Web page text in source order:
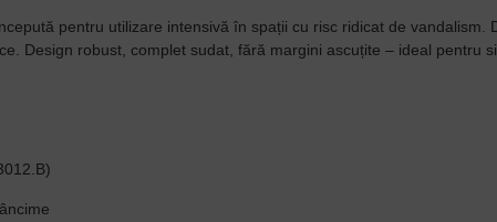
pentru utilizare intensivă în spații cu risc ridicat de
Design robust, complet sudat, fără margini ascuțite – ideal pentru